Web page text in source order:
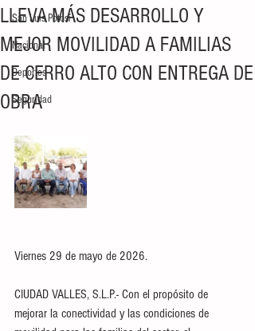
San Luis Potosí
Nacional
Deportes
Seguridad
LLEVA MÁS DESARROLLO Y
MEJOR MOVILIDAD A FAMILIAS
DE CERRO ALTO CON ENTREGA DE
OBRA
Viernes 29 de mayo de 2026.
CIUDAD VALLES, S.L.P.- Con el propósito de
mejorar la conectividad y las condiciones de